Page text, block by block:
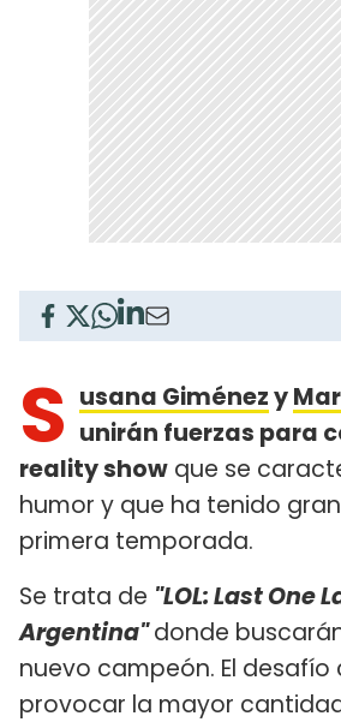
S usana Giménezy
unirán fuerzas para
reality show que se
humor y que ha tenido
primera temporada.
Se trata de "LOL: Last One
Argentina"donde
nuevo campeón. El desafío
provocar la mayor